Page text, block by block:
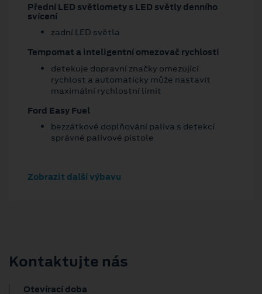
Přední LED světlomety s LED světly denního
svícení
zadní LED světla
Tempomat a inteligentní omezovač rychlosti
detekuje dopravní značky omezující
rychlost a automaticky může nastavit
maximální rychlostní limit
Ford Easy Fuel
bezzátkové doplňování paliva s detekcí
správné palivové pistole
Zobrazit další výbavu
Kontaktujte nás
Otevírací doba